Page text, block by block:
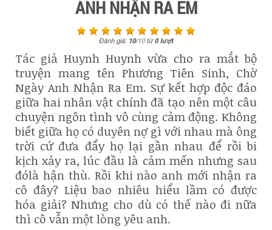
ANH NHẬN RA EM
Đánh giá: 10/10từ0lượt
Tác giả Huynh Huynh vừa cho ra mắt bộ
truyện mang tên Phương Tiên Sinh, Chờ
Ngày Anh Nhận Ra Em. Sự kết hợp độc đáo
giữa hai nhân vật chính đã tạo nên một câu
chuyện ngôn tình vô cùng cảm động. Không
biết giữa họ có duyên nợ gì với nhau mà ông
trời cứ đưa đẩy họ lại gần nhau để rồi bi
kịch xảy ra, lúc đầu là cảm mến nhưng sau
đólà hận thù. Rồi khi nào anh mới nhận ra
cô đây? Liệu bao nhiêu hiểu lầm có được
hóa giải? Nhưng cho dù có thế nào đi nữa
thì cô vẫn một lòng yêu anh.